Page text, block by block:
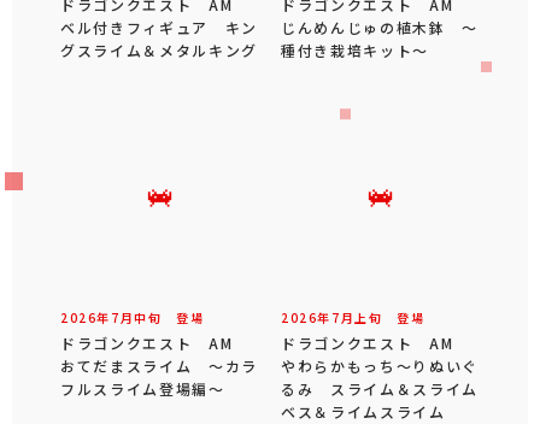
ベル付きフィギュア キン
グスライム＆メタルキング
じんめんじゅの植木鉢 ～
種付き栽培キット～
2026年 7 月中旬 登場
ドラゴンクエスト AM
おてだまスライム ～カラ
フルスライム登場編～
2026年 7 月 上旬 登場
ドラゴンクエスト AM
やわらかもっち～りぬいぐ
るみ スライム＆スライム
ベス＆ライムスライム